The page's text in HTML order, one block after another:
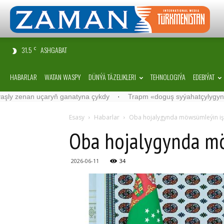
31.5 C ASHGABAT
HABARLAR WATAN WASPY DÜNÝÄ TÄZELIKLERI TEHNOLOGIÝA EDEBIÝAT
uçaryň ganatyna çykdy · Trapm «doguş syýahatçylygyny»
Esasy Habarlar Oba hojalygynda möwsümleýin
Oba hojalygynda
2026-06-11 34